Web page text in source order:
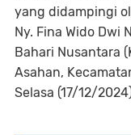
yang didampingi
Ny. Fina Wido Dwi
Bahari Nusantara
Asahan,
Selasa (17/12/